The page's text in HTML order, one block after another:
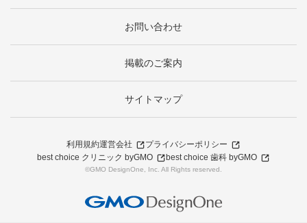
お問い合わせ
掲載のご案内
サイトマップ
利用規約運営会社
プライバシーポリシー
best choice クリニック byGMO
best choice 歯科 byGMO
©GMO DesignOne, Inc. All Rights reserved.